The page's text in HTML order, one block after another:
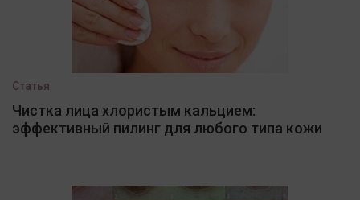
Статья
Чистка лица хлористым кальцием:
эффективный пилинг для любого типа кожи